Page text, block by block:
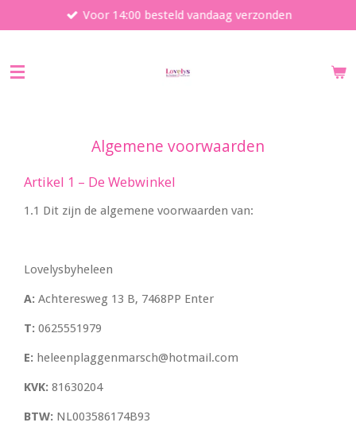
direct
de
Voor 14:00 besteld vandaag verzonden
Algemene voorwaarden
Artikel 1 – De Webwinkel
1.1 Dit zijn de algemene voorwaarden van:
Lovelysbyheleen
A: Achteresweg 13 B, 7468PP Enter
T: 0625551979
E: heleenplaggenmarsch@hotmail.com
KVK: 81630204
BTW: NL003586174B93